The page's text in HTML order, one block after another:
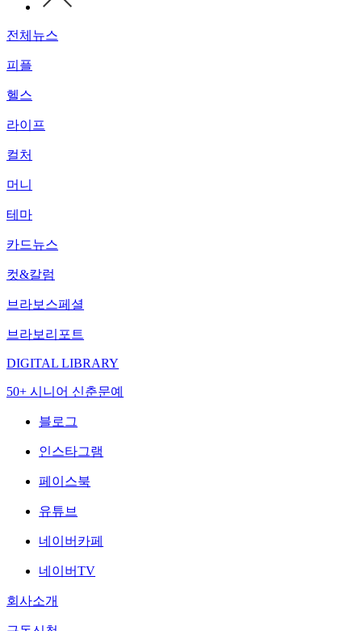
전체뉴스
피플
헬스
라이프
컬처
머니
테마
카드뉴스
컷&칼럼
브라보스페셜
브라보리포트
DIGITAL LIBRARY
50+ 시니어 신춘문예
블로그
인스타그램
페이스북
유튜브
네이버카페
네이버TV
회사소개